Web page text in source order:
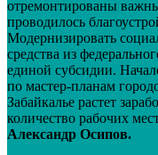
отремонтированы
проводилось
Модернизировать
средства из
единой субсидии.
по мастер-планам
Забайкалье растет
количество рабочих
Александр Осипов.